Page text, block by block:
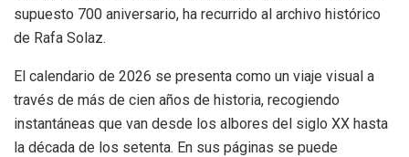
supuesto 700 aniversario, ha recurrido al archivo histórico
de Rafa Solaz.
El calendario de 2026 se presenta como un viaje visual a
través de más de cien años de historia, recogiendo
instantáneas que van desde los albores del siglo XX hasta
la década de los setenta. En sus páginas se puede